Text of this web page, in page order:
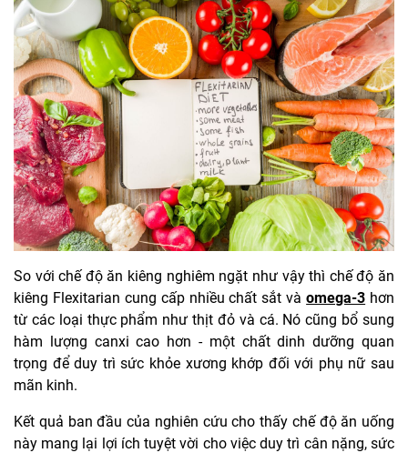
So với chế độ ăn kiêng nghiêm ngặt như vậy thì chế độ ăn
kiêng Flexitarian cung cấp nhiều chất sắt vàomega-3 hơn
từ các loại thực phẩm như thịt đỏ và cá. Nó cũng bổ sung
hàm lượng canxi cao hơn - một chất dinh dưỡng quan
trọng để duy trì sức khỏe xương khớp đối với phụ nữ sau
mãn kinh.
Kết quả ban đầu của nghiên cứu cho thấy chế độ ăn uống
này mang lại lợi ích tuyệt vời cho việc duy trì cân nặng, sức